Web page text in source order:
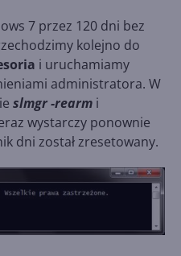
7 przez 120 dni bez
kolejno do
i uruchamiamy
administratora. W
slmgr -rearm i
wystarczy ponownie
dni został zresetowany.